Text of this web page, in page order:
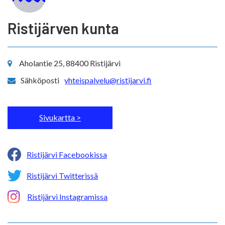
Ristijärven kunta
Aholantie 25, 88400 Ristijärvi
Sähköposti yhteispalvelu@ristijarvi.fi
Sivukartta >
Ristijärvi Facebookissa
Ristijärvi Twitterissä
Ristijärvi Instagramissa